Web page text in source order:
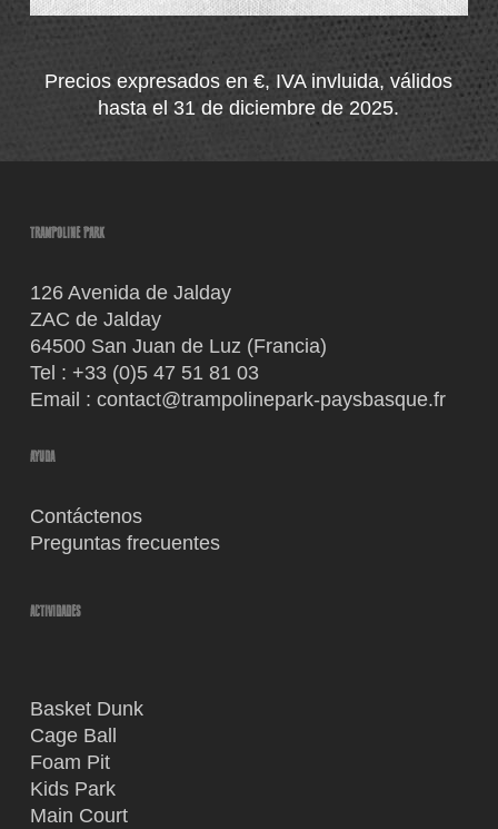
Precios expresados ​​en €, IVA invluida, válidos
hasta el 31 de diciembre de 2025.
TRAMPOLINE PARK
126 Avenida de Jalday
ZAC de Jalday
64500 San Juan de Luz (Francia)
Tel : +33 (0)5 47 51 81 03
Email : contact@trampolinepark-paysbasque.fr
AYUDA
Contáctenos
Preguntas frecuentes
ACTIVIDADES
Basket Dunk
Cage Ball
Foam Pit
Kids Park
Main Court